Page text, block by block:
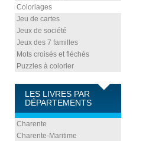
Coloriages
Jeu de cartes
Jeux de société
Jeux des 7 familles
Mots croisés et fléchés
Puzzles à colorier
LES LIVRES PAR
DÉPARTEMENTS
Charente
Charente-Maritime